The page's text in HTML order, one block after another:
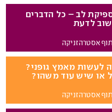
מצב מחלת הסוכרת
בטיפולים החדשים
לב – כל הדברים
לדעת
אסטרהזניקה
לעשות מאמץ גופני?
או שיש עוד משהו?
אסטרהזניקה